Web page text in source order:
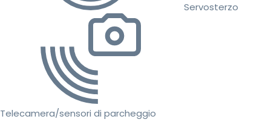
Servosterzo
Telecamera/sensori di parcheggio